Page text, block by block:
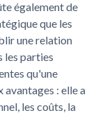
également de
que les
une relation
les parties
qu'une
: elle a
les coûts, la